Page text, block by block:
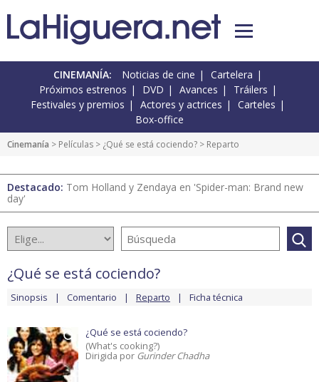
CINEMANÍA: Noticias de cine
Cartelera
Próximos estrenos
DVD Avances
Tráilers
Festivales y premios
Actores y actrices
Carteles
Box-office
Cinemanía > Películas > ¿Qué se está cociendo? > Reparto
Destacado: Tom Holland y Zendaya en 'Spider-man: Brand new
day'
¿Qué se está cociendo?
Sinopsis Comentario Reparto Ficha técnica
¿Qué se está cociendo?
(What's cooking?)
Dirigida por Gurinder Chadha